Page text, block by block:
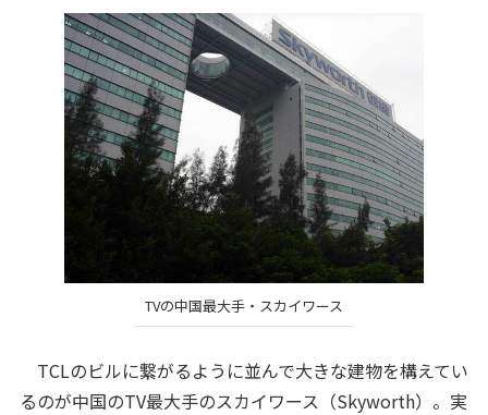
TVの中国最大手・スカイワース
TCLのビルに繋がるように並んで大きな建物を構えてい
るのが中国のTV最大手のスカイワース（Skyworth）。実